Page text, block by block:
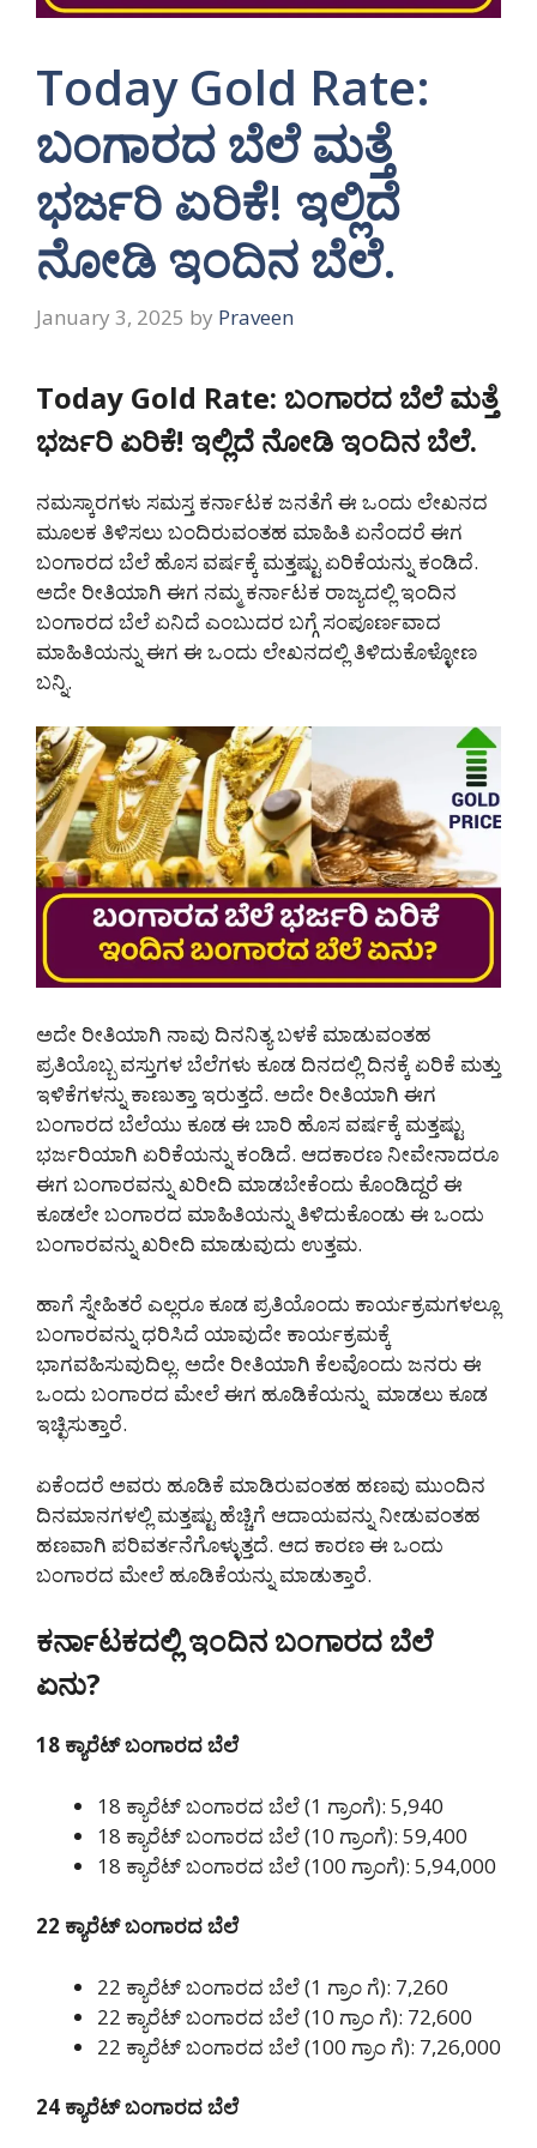
Today Gold Rate:
ಬಂಗಾರದ ಬೆಲೆ ಮತ್ತೆ
ಭರ್ಜರಿ ಏರಿಕೆ! ಇಲ್ಲಿದೆ
ನೋಡಿ ಇಂದಿನ ಬೆಲೆ.
January 3, 2025 by Praveen
Today Gold Rate: ಬಂಗಾರದ ಬೆಲೆ ಮತ್ತೆ
ಭರ್ಜರಿ ಏರಿಕೆ! ಇಲ್ಲಿದೆ ನೋಡಿ ಇಂದಿನ ಬೆಲೆ.
ನಮಸ್ಕಾರಗಳು ಸಮಸ್ತ ಕರ್ನಾಟಕ ಜನತೆಗೆ ಈ ಒಂದು ಲೇಖನದ
ಮೂಲಕ ತಿಳಿಸಲು ಬಂದಿರುವಂತಹ ಮಾಹಿತಿ ಏನೆಂದರೆ ಈಗ
ಬಂಗಾರದ ಬೆಲೆ ಹೊಸ ವರ್ಷಕ್ಕೆ ಮತ್ತಷ್ಟು ಏರಿಕೆಯನ್ನು ಕಂಡಿದೆ.
ಅದೇ ರೀತಿಯಾಗಿ ಈಗ ನಮ್ಮ ಕರ್ನಾಟಕ ರಾಜ್ಯದಲ್ಲಿ ಇಂದಿನ
ಬಂಗಾರದ ಬೆಲೆ ಏನಿದೆ ಎಂಬುದರ ಬಗ್ಗೆ ಸಂಪೂರ್ಣವಾದ
ಮಾಹಿತಿಯನ್ನು ಈಗ ಈ ಒಂದು ಲೇಖನದಲ್ಲಿ ತಿಳಿದುಕೊಳ್ಳೋಣ
ಬನ್ನಿ.
ಅದೇ ರೀತಿಯಾಗಿ ನಾವು ದಿನನಿತ್ಯ ಬಳಕೆ ಮಾಡುವಂತಹ
ಪ್ರತಿಯೊಬ್ಬ ವಸ್ತುಗಳ ಬೆಲೆಗಳು ಕೂಡ ದಿನದಲ್ಲಿ ದಿನಕ್ಕೆ ಏರಿಕೆ ಮತ್ತು
ಇಳಿಕೆಗಳನ್ನು ಕಾಣುತ್ತಾ ಇರುತ್ತದೆ. ಅದೇ ರೀತಿಯಾಗಿ ಈಗ
ಬಂಗಾರದ ಬೆಲೆಯು ಕೂಡ ಈ ಬಾರಿ ಹೊಸ ವರ್ಷಕ್ಕೆ ಮತ್ತಷ್ಟು
ಭರ್ಜರಿಯಾಗಿ ಏರಿಕೆಯನ್ನು ಕಂಡಿದೆ. ಆದಕಾರಣ ನೀವೇನಾದರೂ
ಈಗ ಬಂಗಾರವನ್ನು ಖರೀದಿ ಮಾಡಬೇಕೆಂದು ಕೊಂಡಿದ್ದರೆ ಈ
ಕೂಡಲೇ ಬಂಗಾರದ ಮಾಹಿತಿಯನ್ನು ತಿಳಿದುಕೊಂಡು ಈ ಒಂದು
ಬಂಗಾರವನ್ನು ಖರೀದಿ ಮಾಡುವುದು ಉತ್ತಮ.
ಹಾಗೆ ಸ್ನೇಹಿತರೆ ಎಲ್ಲರೂ ಕೂಡ ಪ್ರತಿಯೊಂದು ಕಾರ್ಯಕ್ರಮಗಳಲ್ಲೂ
ಬಂಗಾರವನ್ನು ಧರಿಸಿದೆ ಯಾವುದೇ ಕಾರ್ಯಕ್ರಮಕ್ಕೆ
ಭಾಗವಹಿಸುವುದಿಲ್ಲ. ಅದೇ ರೀತಿಯಾಗಿ ಕೆಲವೊಂದು ಜನರು ಈ
ಒಂದು ಬಂಗಾರದ ಮೇಲೆ ಈಗ ಹೂಡಿಕೆಯನ್ನು ಮಾಡಲು ಕೂಡ
ಇಚ್ಛಿಸುತ್ತಾರೆ.
ಏಕೆಂದರೆ ಅವರು ಹೂಡಿಕೆ ಮಾಡಿರುವಂತಹ ಹಣವು ಮುಂದಿನ
ದಿನಮಾನಗಳಲ್ಲಿ ಮತ್ತಷ್ಟು ಹೆಚ್ಚಿಗೆ ಆದಾಯವನ್ನು ನೀಡುವಂತಹ
ಹಣವಾಗಿ ಪರಿವರ್ತನೆಗೊಳ್ಳುತ್ತದೆ. ಆದ ಕಾರಣ ಈ ಒಂದು
ಬಂಗಾರದ ಮೇಲೆ ಹೂಡಿಕೆಯನ್ನು ಮಾಡುತ್ತಾರೆ.
ಕರ್ನಾಟಕದಲ್ಲಿ ಇಂದಿನ ಬಂಗಾರದ ಬೆಲೆ
ಏನು?
18 ಕ್ಯಾರೆಟ್ ಬಂಗಾರದ ಬೆಲೆ
18 ಕ್ಯಾರೆಟ್ ಬಂಗಾರದ ಬೆಲೆ (1 ಗ್ರಾಂಗೆ): 5,940
18 ಕ್ಯಾರೆಟ್ ಬಂಗಾರದ ಬೆಲೆ (10 ಗ್ರಾಂಗೆ): 59,400
18 ಕ್ಯಾರೆಟ್ ಬಂಗಾರದ ಬೆಲೆ (100 ಗ್ರಾಂಗೆ): 5,94,000
22 ಕ್ಯಾರೆಟ್ ಬಂಗಾರದ ಬೆಲೆ
22 ಕ್ಯಾರೆಟ್ ಬಂಗಾರದ ಬೆಲೆ (1 ಗ್ರಾಂ ಗೆ): 7,260
22 ಕ್ಯಾರೆಟ್ ಬಂಗಾರದ ಬೆಲೆ (10 ಗ್ರಾಂ ಗೆ): 72,600
22 ಕ್ಯಾರೆಟ್ ಬಂಗಾರದ ಬೆಲೆ (100 ಗ್ರಾಂ ಗೆ): 7,26,000
24 ಕ್ಯಾರೆಟ್ ಬಂಗಾರದ ಬೆಲೆ